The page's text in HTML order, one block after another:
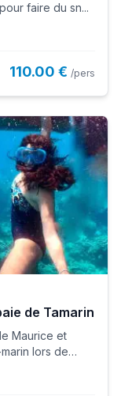
faire du sn...
110.00 € /pers
de Tamarin
Maurice et
lors de